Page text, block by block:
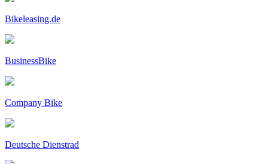
Bikeleasing.de
BusinessBike
Company Bike
Deutsche Dienstrad